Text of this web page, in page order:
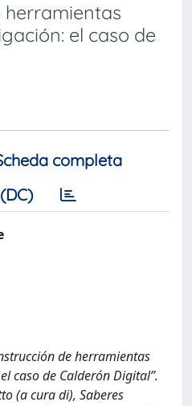
herramientas
el caso de
completa
de herramientas
caso de Calderón Digital”.
(a cura di), Saberes